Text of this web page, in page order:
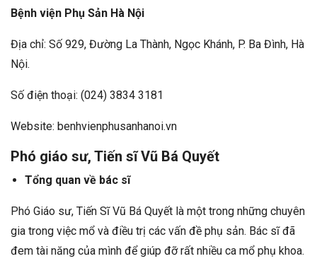
Bệnh viện Phụ Sản Hà Nội
Địa chỉ: Số 929, Đường La Thành, Ngọc Khánh, P. Ba Đình, Hà
Nội.
Số điện thoại: (024) 3834 3181
Website: benhvienphusanhanoi.vn
Phó giáo sư, Tiến sĩ Vũ Bá Quyết
Tổng quan về bác sĩ
Phó Giáo sư, Tiến Sĩ Vũ Bá Quyết là một trong những chuyên
gia trong việc mổ và điều trị các vấn đề phụ sản. Bác sĩ đã
đem tài năng của mình để giúp đỡ rất nhiều ca mổ phụ khoa.